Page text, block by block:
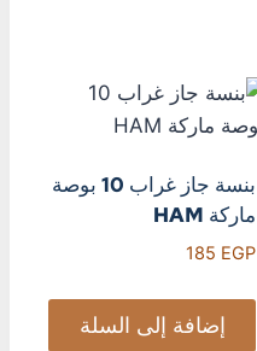
بنسة جاز غراب 10 بوصة
ماركة HAM
185 EGP
إضافة إلى السلة